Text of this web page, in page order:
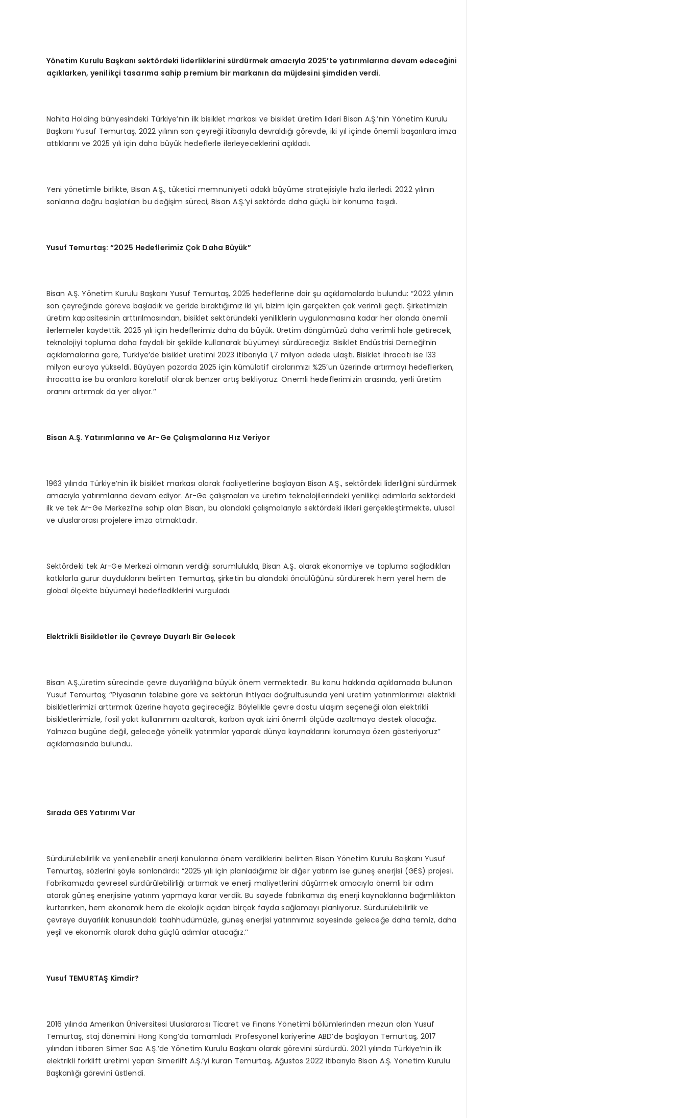
Yönetim Kurulu Başkanı sektördeki liderliklerini sürdürmek amacıyla 2025’te yatırımlarına devam edeceğini
açıklarken, yenilikçi tasarıma sahip premium bir markanın da müjdesini şimdiden verdi.
Nahita Holding bünyesindeki Türkiye’nin ilk bisiklet markası ve bisiklet üretim lideri Bisan A.Ş.’nin Yönetim Kurulu
Başkanı Yusuf Temurtaş, 2022 yılının son çeyreği itibarıyla devraldığı görevde, iki yıl içinde önemli başarılara imza
attıklarını ve 2025 yılı için daha büyük hedeflerle ilerleyeceklerini açıkladı.
Yeni yönetimle birlikte, Bisan A.Ş., tüketici memnuniyeti odaklı büyüme stratejisiyle hızla ilerledi. 2022 yılının
sonlarına doğru başlatılan bu değişim süreci, Bisan A.Ş.’yi sektörde daha güçlü bir konuma taşıdı.
Yusuf Temurtaş: “2025 Hedeflerimiz Çok Daha Büyük”
Bisan A.Ş. Yönetim Kurulu Başkanı Yusuf Temurtaş, 2025 hedeflerine dair şu açıklamalarda bulundu: “2022 yılının
son çeyreğinde göreve başladık ve geride bıraktığımız iki yıl, bizim için gerçekten çok verimli geçti. Şirketimizin
üretim kapasitesinin arttırılmasından, bisiklet sektöründeki yeniliklerin uygulanmasına kadar her alanda önemli
ilerlemeler kaydettik. 2025 yılı için hedeflerimiz daha da büyük. Üretim döngümüzü daha verimli hale getirecek,
teknolojiyi topluma daha faydalı bir şekilde kullanarak büyümeyi sürdüreceğiz. Bisiklet Endüstrisi Derneği’nin
açıklamalarına göre, Türkiye’de bisiklet üretimi 2023 itibarıyla 1,7 milyon adede ulaştı. Bisiklet ihracatı ise 133
milyon euroya yükseldi. Büyüyen pazarda 2025 için kümülatif cirolarımızı %25’un üzerinde artırmayı hedeflerken,
ihracatta ise bu oranlara korelatif olarak benzer artış bekliyoruz. Önemli hedeflerimizin arasında, yerli üretim
oranını artırmak da yer alıyor.’’
Bisan A.Ş. Yatırımlarına ve Ar-Ge Çalışmalarına Hız Veriyor
1963 yılında Türkiye’nin ilk bisiklet markası olarak faaliyetlerine başlayan Bisan A.Ş., sektördeki liderliğini sürdürmek
amacıyla yatırımlarına devam ediyor. Ar-Ge çalışmaları ve üretim teknolojilerindeki yenilikçi adımlarla sektördeki
ilk ve tek Ar-Ge Merkezi’ne sahip olan Bisan, bu alandaki çalışmalarıyla sektördeki ilkleri gerçekleştirmekte, ulusal
ve uluslararası projelere imza atmaktadır.
Sektördeki tek Ar-Ge Merkezi olmanın verdiği sorumlulukla, Bisan A.Ş. olarak ekonomiye ve topluma sağladıkları
katkılarla gurur duyduklarını belirten Temurtaş, şirketin bu alandaki öncülüğünü sürdürerek hem yerel hem de
global ölçekte büyümeyi hedeflediklerini vurguladı.
Elektrikli Bisikletler ile Çevreye Duyarlı Bir Gelecek
Bisan A.Ş.,üretim sürecinde çevre duyarlılığına büyük önem vermektedir. Bu konu hakkında açıklamada bulunan
Yusuf Temurtaş; ‘’Piyasanın talebine göre ve sektörün ihtiyacı doğrultusunda yeni üretim yatırımlarımızı elektrikli
bisikletlerimizi arttırmak üzerine hayata geçireceğiz. Böylelikle çevre dostu ulaşım seçeneği olan elektrikli
bisikletlerimizle, fosil yakıt kullanımını azaltarak, karbon ayak izini önemli ölçüde azaltmaya destek olacağız.
Yalnızca bugüne değil, geleceğe yönelik yatırımlar yaparak dünya kaynaklarını korumaya özen gösteriyoruz’’
açıklamasında bulundu.
Sırada GES Yatırımı Var
Sürdürülebilirlik ve yenilenebilir enerji konularına önem verdiklerini belirten Bisan Yönetim Kurulu Başkanı Yusuf
Temurtaş, sözlerini şöyle sonlandırdı: “2025 yılı için planladığımız bir diğer yatırım ise güneş enerjisi (GES) projesi.
Fabrikamızda çevresel sürdürülebilirliği artırmak ve enerji maliyetlerini düşürmek amacıyla önemli bir adım
atarak güneş enerjisine yatırım yapmaya karar verdik. Bu sayede fabrikamızı dış enerji kaynaklarına bağımlılıktan
kurtarırken, hem ekonomik hem de ekolojik açıdan birçok fayda sağlamayı planlıyoruz. Sürdürülebilirlik ve
çevreye duyarlılık konusundaki taahhüdümüzle, güneş enerjisi yatırımımız sayesinde geleceğe daha temiz, daha
yeşil ve ekonomik olarak daha güçlü adımlar atacağız.’’
Yusuf TEMURTAŞ Kimdir?
2016 yılında Amerikan Üniversitesi Uluslararası Ticaret ve Finans Yönetimi bölümlerinden mezun olan Yusuf
Temurtaş, staj dönemini Hong Kong’da tamamladı. Profesyonel kariyerine ABD’de başlayan Temurtaş, 2017
yılından itibaren Simer Sac A.Ş.’de Yönetim Kurulu Başkanı olarak görevini sürdürdü. 2021 yılında Türkiye’nin ilk
elektrikli forklift üretimi yapan Simerlift A.Ş.’yi kuran Temurtaş, Ağustos 2022 itibarıyla Bisan A.Ş. Yönetim Kurulu
Başkanlığı görevini üstlendi.